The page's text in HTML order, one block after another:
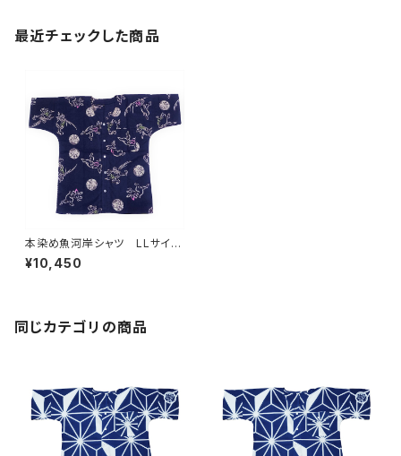
最近チェックした商品
本染め魚河岸シャツ LLサイ
ズ 国宝・鳥獣戯画 高山寺公
認 認定証付き 木綿晒 紺×
ツ てぬぐいシャツ 濱いちシャ
ツ 焼津 浜通り 港町
¥10,450
同じカテゴリの商品